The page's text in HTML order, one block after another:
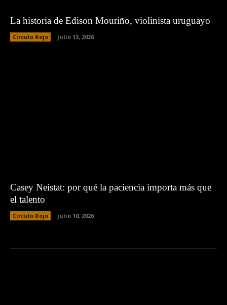
La historia de Edison Mouriño, violinista uruguayo
Círculo Rojo julio 13, 2026
Casey Neistat: por qué la paciencia importa más que
el talento
Círculo Rojo julio 10, 2026